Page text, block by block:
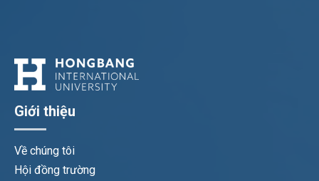
Giới thiệu
Về chúng tôi
Hội đồng trường